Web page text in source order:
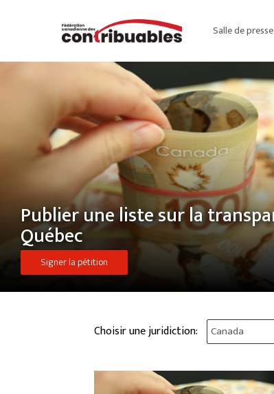
Salle de presse
Publier une liste sur la
Québec
Signer la pétition
Choisir une juridiction: